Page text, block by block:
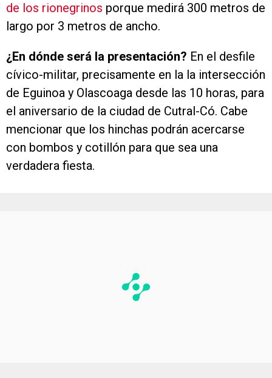
de los rionegrinos porque medirá 300 metros de
largo por 3 metros de ancho.
¿En dónde será la presentación? En el desfile
cívico-militar, precisamente en la la intersección
de Eguinoa y Olascoaga desde las 10 horas, para
el aniversario de la ciudad de Cutral-Có. Cabe
mencionar que los hinchas podrán acercarse
con bombos y cotillón para que sea una
verdadera fiesta.